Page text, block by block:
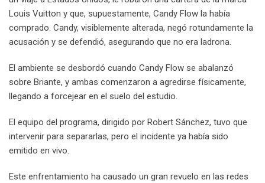
Louis Vuitton y que, supuestamente, Candy Flow la había
comprado. Candy, visiblemente alterada, negó rotundamente la
acusación y se defendió, asegurando que no era ladrona.
El ambiente se desbordó cuando Candy Flow se abalanzó
sobre Briante, y ambas comenzaron a agredirse físicamente,
llegando a forcejear en el suelo del estudio.
El equipo del programa, dirigido por Robert Sánchez, tuvo que
intervenir para separarlas, pero el incidente ya había sido
emitido en vivo.
Este enfrentamiento ha causado un gran revuelo en las redes